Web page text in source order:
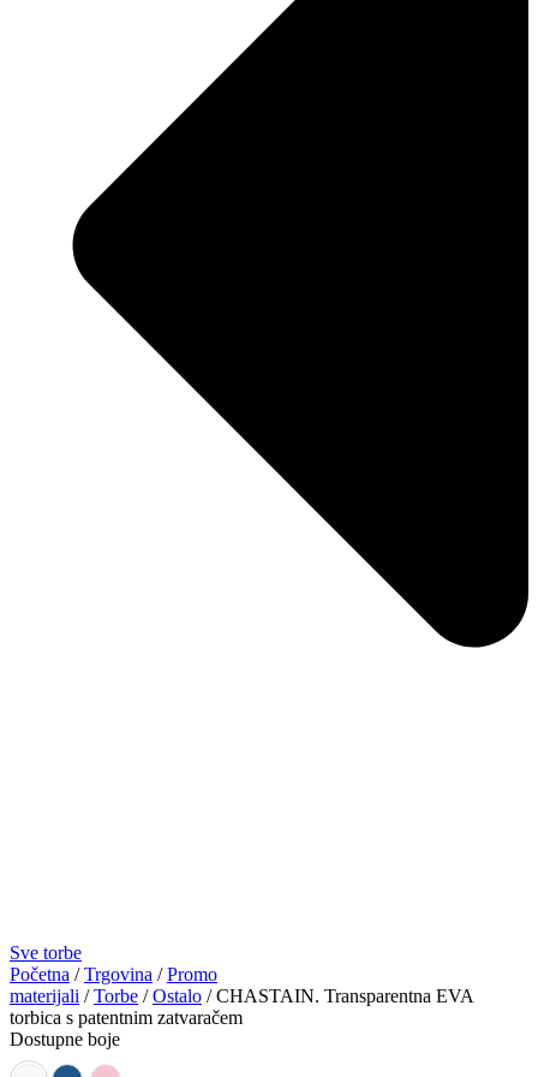
Sve torbe
Početna /Trgovina /Promo
materijali /Torbe /Ostalo / CHASTAIN. Transparentna EVA
torbica s patentnim zatvaračem
Dostupne boje